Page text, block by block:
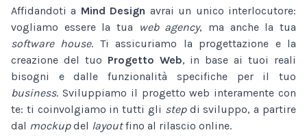
Affidandoti a Mind Design avrai un unico interlocutore:
vogliamo essere la tua
web agency, ma anche la tua
software house. Ti assicuriamo la progettazione e la
creazione del tuo Progetto Web, in base ai tuoi reali
bisogni e dalle funzionalità specifiche per il tuo
business. Sviluppiamo il progetto web interamente con
te: ti coinvolgiamo in tutti gli stepdi sviluppo, a partire
dal mockupdel layoutfino al rilascio online.